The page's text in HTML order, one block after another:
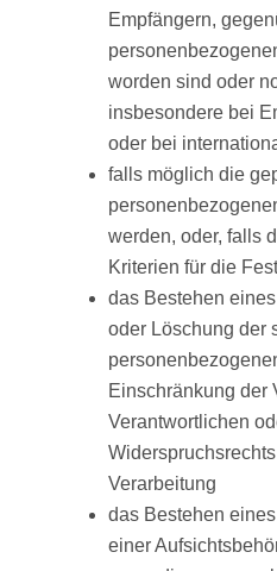
Empfängern,
worden sind oder
insbesondere bei
oder bei
falls möglich die
werden, oder, falls
Kriterien für die
das Bestehen
oder Löschung der
Einschränkung der
Verantwortlichen
Verarbeitung
das Bestehen
einer